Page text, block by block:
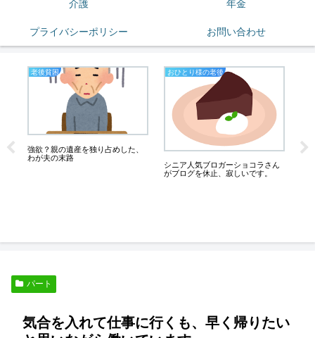
介護 年金
プライバシーポリシー お問い合わせ
老後貧困
強欲？親の遺産を独り占めした、
わが夫の末路
おひとり様の老後
シニア人気ブロガーショコラさん
がブログを休止、寂しいです。
膝
パート
気合を入れて仕事に行くも、早く帰りたい